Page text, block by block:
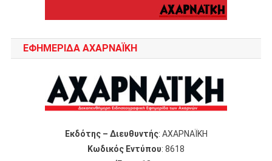
ΕΦΗΜΕΡΙΔΑ ΑΧΑΡΝΑΪΚΗ
Εκδότης – Διευθυντής: ΑΧΑΡΝΑΪΚΗ
Κωδικός Εντύπου: 8618